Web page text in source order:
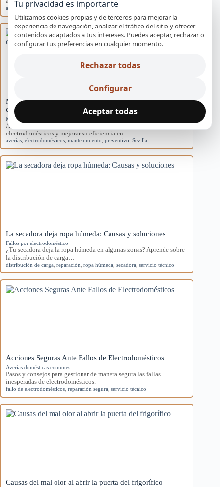
aire acondicionado,causas ,eficiencia,mantenimiento
Mantenimiento básico para evitar averías en
electrodomésticos
Mantenimiento preventivo
Aprende rutinas de mantenimiento para prevenir averías en tus
electrodomésticos y mejorar su eficiencia en…
averías electrodomésticos mantenimiento preventivo Sevilla
La secadora deja ropa húmeda: Causas y soluciones
Fallos por electrodoméstico
¿Tu secadora deja la ropa húmeda en algunas zonas? Aprende sobre
la distribución de carga…
distribución de carga reparación ropa húmeda secadora servicio técnico
Acciones Seguras Ante Fallos de Electrodomésticos
Averías domésticas comunes
Pasos y consejos para gestionar de manera segura las fallas
inesperadas de electrodomésticos.
fallo de electrodomésticos reparación segura servicio técnico
Causas del mal olor al abrir la puerta del frigorífico
Tu privacidad es importante
Utilizamos cookies propias y de terceros para mejorar la
experiencia de navegación, analizar el tráfico del sitio y ofrecer
contenidos adaptados a tus intereses. Puedes aceptar, rechazar o
configurar tus preferencias en cualquier momento.
Rechazar todas
Configurar
Aceptar todas